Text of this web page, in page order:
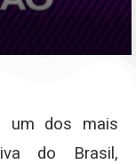
um dos mais
do Brasil,